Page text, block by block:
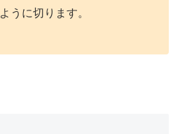
うに切ります。